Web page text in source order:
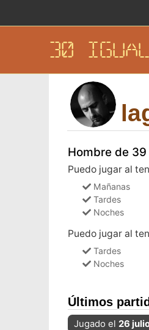
30
Hombre de 39
Puedo jugar al
Mañanas
Tardes
Noches
Puedo jugar al
Tardes
Noches
Últimos
Jugado el 26